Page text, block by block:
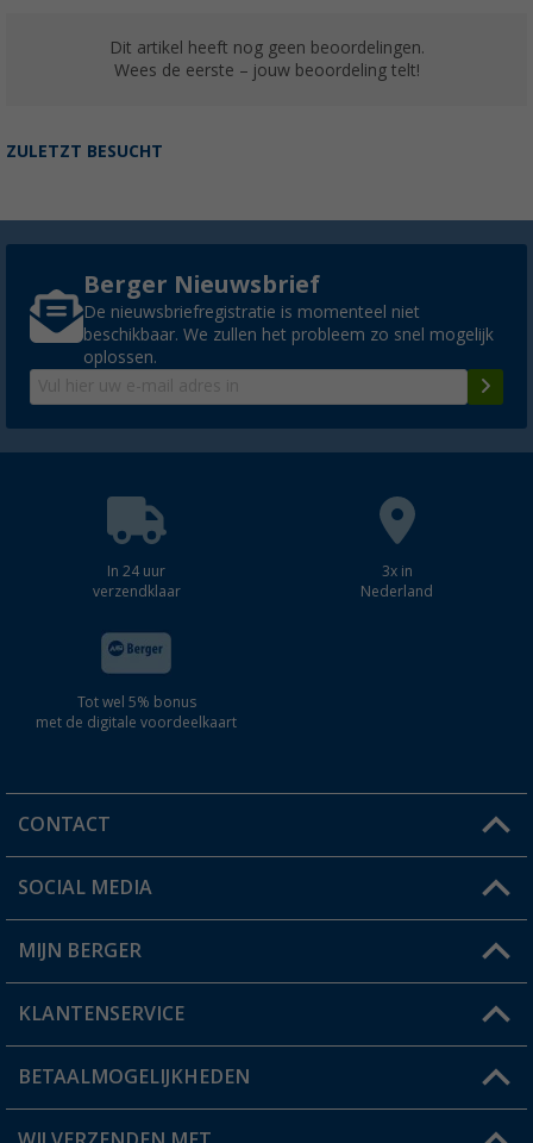
Dit artikel heeft nog geen beoordelingen.
Wees de eerste – jouw beoordeling telt!
ZULETZT BESUCHT
Berger Nieuwsbrief
De nieuwsbriefregistratie is momenteel niet
beschikbaar. We zullen het probleem zo snel mogelijk
oplossen.
In 24 uur
verzendklaar
3x in
Nederland
Tot wel 5% bonus
met de digitale voordeelkaart
CONTACT
Een vraag?
Winkel vinden
SOCIAL MEDIA
MIJN BERGER
Mijn account
Status bestelling
KLANTENSERVICE
FAQ & Contact
Verzendinformatie
BETAALMOGELIJKHEDEN